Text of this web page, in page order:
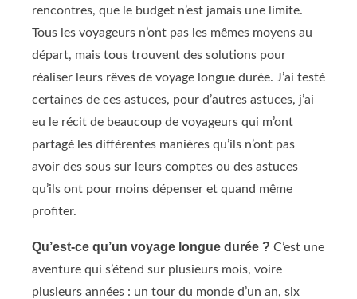
rencontres, que le budget n’est jamais une limite.
Tous les voyageurs n’ont pas les mêmes moyens au
départ, mais tous trouvent des solutions pour
réaliser leurs rêves de voyage longue durée. J’ai testé
certaines de ces astuces, pour d’autres astuces, j’ai
eu le récit de beaucoup de voyageurs qui m’ont
partagé les différentes manières qu’ils n’ont pas
avoir des sous sur leurs comptes ou des astuces
qu’ils ont pour moins dépenser et quand même
profiter.
Qu’est-ce qu’un voyage longue durée ? C’est une
aventure qui s’étend sur plusieurs mois, voire
plusieurs années : un tour du monde d’un an, six